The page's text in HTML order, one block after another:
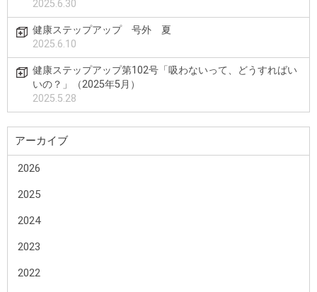
2025.6.30
健康ステップアップ 号外 夏
2025.6.10
健康ステップアップ第102号「吸わないって、どうすればい
いの？」（2025年5月）
2025.5.28
アーカイブ
2026
2025
2024
2023
2022